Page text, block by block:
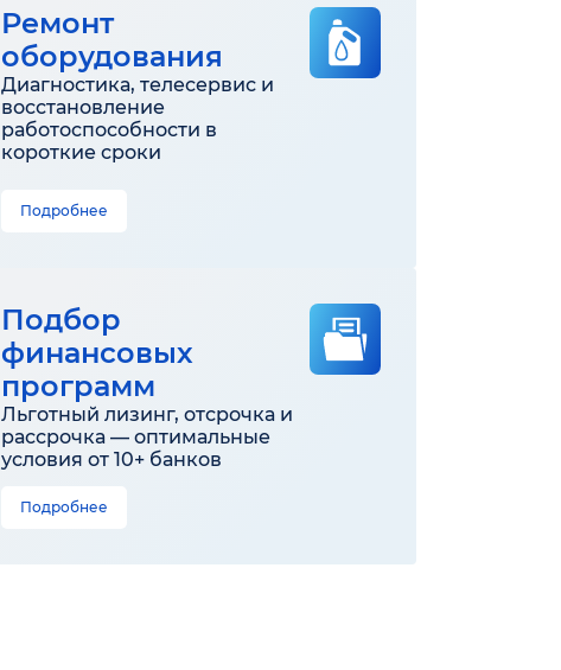
Ремонт
оборудования
Диагностика, телесервис и
восстановление
работоспособности в
короткие сроки
Подробнее
Подбор
финансовых
программ
Льготный лизинг, отсрочка и
рассрочка — оптимальные
условия от 10+ банков
Подробнее